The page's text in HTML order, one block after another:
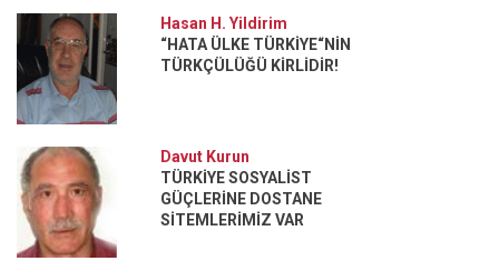
Hasan H. Yildirim
“HATA ÜLKE TÜRKİYE“NİN
TÜRKÇÜLÜĞÜ KİRLİDİR!
Davut Kurun
TÜRKİYE SOSYALİST
GÜÇLERİNE DOSTANE
SİTEMLERİMİZ VAR